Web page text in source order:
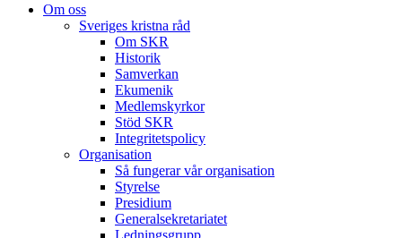
Om oss
Sveriges kristna råd
Om SKR
Historik
Samverkan
Ekumenik
Medlemskyrkor
Stöd SKR
Integritetspolicy
Organisation
Så fungerar vår organisation
Styrelse
Presidium
Generalsekretariatet
Ledningsgrupp